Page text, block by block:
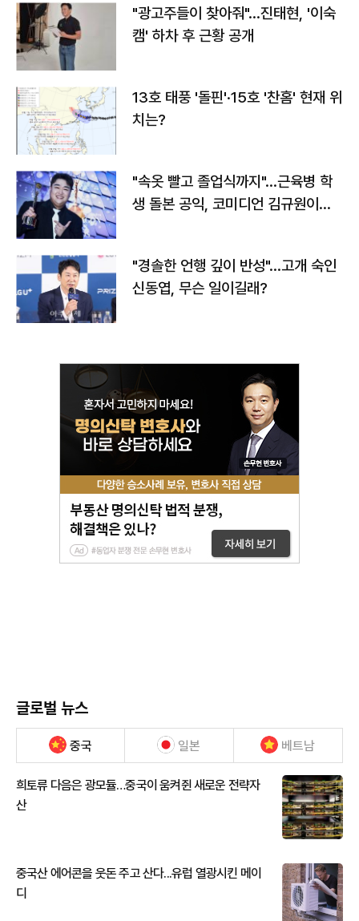
"광고주들이 찾아줘"…진태현, '이숙
캠' 하차 후 근황 공개
13호 태풍 '돌핀'·15호 '찬홈' 현재 위
치는?
"속옷 빨고 졸업식까지"…근육병 학
생 돌본 공익, 코미디언 김규원이었
"경솔한 언행 깊이 반성"…고개 숙인
신동엽, 무슨 일이길래?
글로벌 뉴스
중국 일본 베트남
희토류 다음은 광모듈…중국이 움켜쥔 새로운 전략자
산
중국산 에어콘을 웃돈 주고 산다...유럽 열광시킨 메이
디